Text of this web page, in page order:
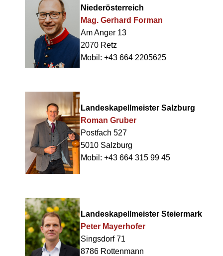
Niederösterreich
Mag. Gerhard Forman
Am Anger 13
2070 Retz
Mobil: +43 664 2205625
Landeskapellmeister Salzburg
Roman Gruber
Postfach 527
5010 Salzburg
Mobil: +43 664 315 99 45
Landeskapellmeister Steiermark
Peter Mayerhofer
Singsdorf 71
8786 Rottenmann